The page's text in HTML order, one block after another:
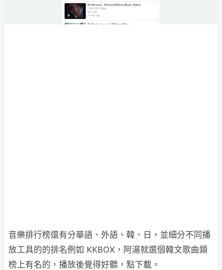
音樂排行榜還有分華語、外語、韓、日，並細分不同播
放工具的的排名例如 KKBOX，阿湯就選個韓文歌曲類
榜上有名的，播放後覺得好聽，點下載。